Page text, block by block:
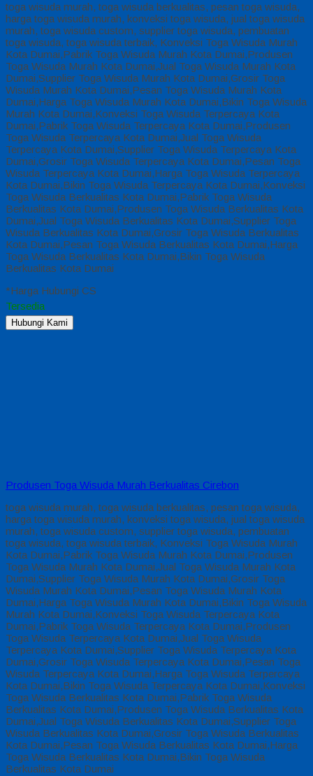
toga wisuda murah, toga wisuda berkualitas, pesan toga wisuda,
harga toga wisuda murah, konveksi toga wisuda, jual toga wisuda
murah, toga wisuda custom, supplier toga wisuda, pembuatan
toga wisuda, toga wisuda terbaik, Konveksi Toga Wisuda Murah
Kota Dumai,Pabrik Toga Wisuda Murah Kota Dumai,Produsen
Toga Wisuda Murah Kota Dumai,Jual Toga Wisuda Murah Kota
Dumai,Supplier Toga Wisuda Murah Kota Dumai,Grosir Toga
Wisuda Murah Kota Dumai,Pesan Toga Wisuda Murah Kota
Dumai,Harga Toga Wisuda Murah Kota Dumai,Bikin Toga Wisuda
Murah Kota Dumai,Konveksi Toga Wisuda Terpercaya Kota
Dumai,Pabrik Toga Wisuda Terpercaya Kota Dumai,Produsen
Toga Wisuda Terpercaya Kota Dumai,Jual Toga Wisuda
Terpercaya Kota Dumai,Supplier Toga Wisuda Terpercaya Kota
Dumai,Grosir Toga Wisuda Terpercaya Kota Dumai,Pesan Toga
Wisuda Terpercaya Kota Dumai,Harga Toga Wisuda Terpercaya
Kota Dumai,Bikin Toga Wisuda Terpercaya Kota Dumai,Konveksi
Toga Wisuda Berkualitas Kota Dumai,Pabrik Toga Wisuda
Berkualitas Kota Dumai,Produsen Toga Wisuda Berkualitas Kota
Dumai,Jual Toga Wisuda Berkualitas Kota Dumai,Supplier Toga
Wisuda Berkualitas Kota Dumai,Grosir Toga Wisuda Berkualitas
Kota Dumai,Pesan Toga Wisuda Berkualitas Kota Dumai,Harga
Toga Wisuda Berkualitas Kota Dumai,Bikin Toga Wisuda
Berkualitas Kota Dumai
*Harga Hubungi CS
Tersedia
Hubungi Kami
Produsen Toga Wisuda Murah Berkualitas Cirebon
toga wisuda murah, toga wisuda berkualitas, pesan toga wisuda,
harga toga wisuda murah, konveksi toga wisuda, jual toga wisuda
murah, toga wisuda custom, supplier toga wisuda, pembuatan
toga wisuda, toga wisuda terbaik, Konveksi Toga Wisuda Murah
Kota Dumai,Pabrik Toga Wisuda Murah Kota Dumai,Produsen
Toga Wisuda Murah Kota Dumai,Jual Toga Wisuda Murah Kota
Dumai,Supplier Toga Wisuda Murah Kota Dumai,Grosir Toga
Wisuda Murah Kota Dumai,Pesan Toga Wisuda Murah Kota
Dumai,Harga Toga Wisuda Murah Kota Dumai,Bikin Toga Wisuda
Murah Kota Dumai,Konveksi Toga Wisuda Terpercaya Kota
Dumai,Pabrik Toga Wisuda Terpercaya Kota Dumai,Produsen
Toga Wisuda Terpercaya Kota Dumai,Jual Toga Wisuda
Terpercaya Kota Dumai,Supplier Toga Wisuda Terpercaya Kota
Dumai,Grosir Toga Wisuda Terpercaya Kota Dumai,Pesan Toga
Wisuda Terpercaya Kota Dumai,Harga Toga Wisuda Terpercaya
Kota Dumai,Bikin Toga Wisuda Terpercaya Kota Dumai,Konveksi
Toga Wisuda Berkualitas Kota Dumai,Pabrik Toga Wisuda
Berkualitas Kota Dumai,Produsen Toga Wisuda Berkualitas Kota
Dumai,Jual Toga Wisuda Berkualitas Kota Dumai,Supplier Toga
Wisuda Berkualitas Kota Dumai,Grosir Toga Wisuda Berkualitas
Kota Dumai,Pesan Toga Wisuda Berkualitas Kota Dumai,Harga
Toga Wisuda Berkualitas Kota Dumai,Bikin Toga Wisuda
Berkualitas Kota Dumai